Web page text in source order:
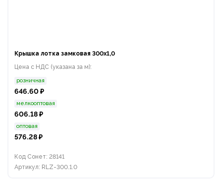
Крышка лотка замковая 300х1,0
Цена с НДС (указана за м):
розничная
646.60 ₽
мелкооптовая
606.18 ₽
оптовая
576.28 ₽
Код Сонет: 28141
Артикул: RLZ-300.1.0